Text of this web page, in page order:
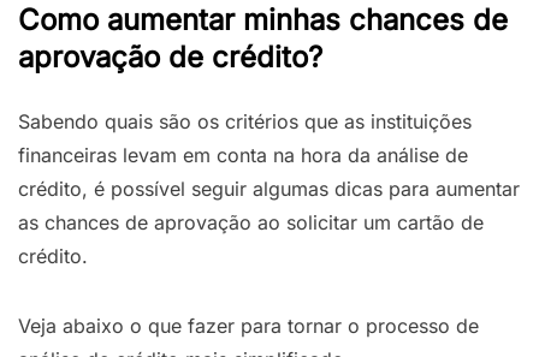
Como aumentar minhas chances de
aprovação de crédito?
Sabendo quais são os critérios que as instituições
financeiras levam em conta na hora da análise de
crédito, é possível seguir algumas dicas para aumentar
as chances de aprovação ao solicitar um cartão de
crédito.
Veja abaixo o que fazer para tornar o processo de